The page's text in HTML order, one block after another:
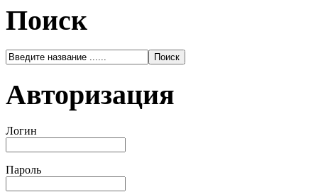
Поиск
Авторизация
Логин
Пароль